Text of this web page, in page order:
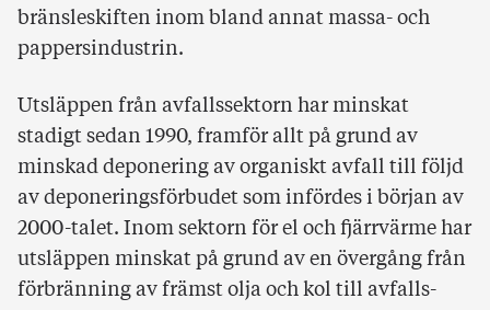
bränsleskiften inom bland annat massa- och
pappersindustrin.
Utsläppen från avfallssektorn har minskat
stadigt sedan 1990, framför allt på grund av
minskad deponering av organiskt avfall till följd
av deponeringsförbudet som infördes i början av
2000-talet. Inom sektorn för el och fjärrvärme har
utsläppen minskat på grund av en övergång från
förbränning av främst olja och kol till avfalls-